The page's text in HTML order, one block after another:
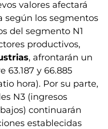
valores afectará
según los segmentos
del segmento N1
productivos,
, afrontarán un
63.187 y 66.885
hora). Por su parte,
N3 (ingresos
continuarán
establecidas